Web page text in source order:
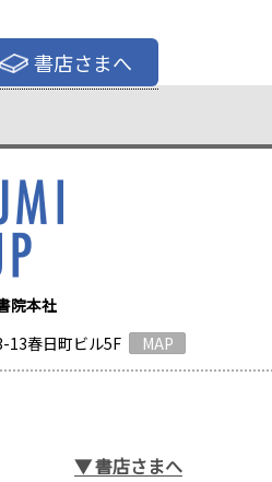
書店さまへ
院本社
13春日町ビル5F
MAP
▼書店さまへ